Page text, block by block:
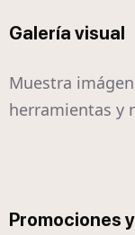
Galería visual
Muestra
herramientas y
Promociones